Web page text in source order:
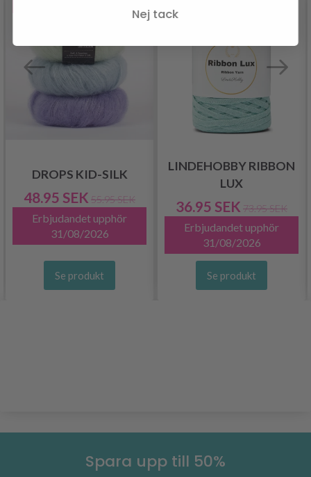
DROPS KID-SILK
48.95 SEK 55.95 SEK
Erbjudandet upphör
31/08/2026
Se produkt
LINDEHOBBY RIBBON
LUX
36.95 SEK 73.95 SEK
Erbjudandet upphör
31/08/2026
Se produkt
Spara upp till 50%
Nej tack